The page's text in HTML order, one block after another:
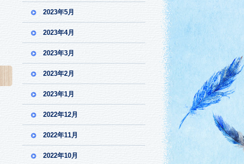
2023年5月
2023年4月
2023年3月
2023年2月
2023年1月
2022年12月
2022年11月
2022年10月